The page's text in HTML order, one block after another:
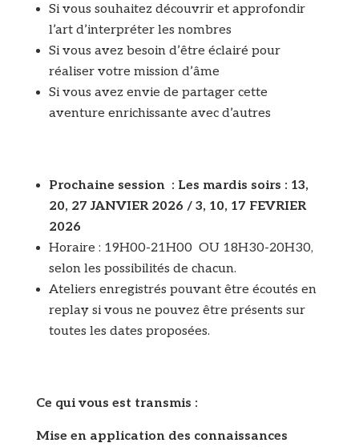
Si vous souhaitez découvrir et approfondir
l’art d’interpréter les nombres
Si vous avez besoin d’être éclairé pour
réaliser votre mission d’âme
Si vous avez envie de partager cette
aventure enrichissante avec d’autres
Prochaine session : Les mardis soirs : 13,
20, 27 JANVIER 2026 / 3, 10, 17 FEVRIER
2026
Horaire : 19H00-21H00 OU 18H30-20H30,
selon les possibilités de chacun.
Ateliers enregistrés pouvant être écoutés en
replay si vous ne pouvez être présents sur
toutes les dates proposées.
Ce qui vous est transmis :
Mise en application des connaissances